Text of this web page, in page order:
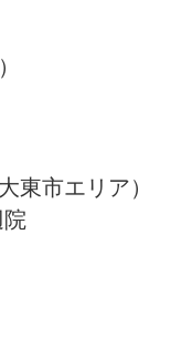
東市エリア）